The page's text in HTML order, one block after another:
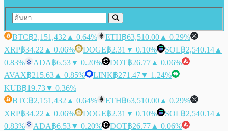
BTC฿2,151,432 ▲ 0.64% ETH฿63,510.00 ▲ 0.29%
XRP฿34.22 ▲ 0.06% DOGE฿2.31 ▼ 0.10% SOL฿2,540.14 ▲
0.83%
ADA฿6.53▼ 0.20% DOT฿26.77 ▲ 0.06%
AVAX฿215.63 ▲ 0.85% LINK฿271.47▼ 1.24%
KUB฿19.73▼ 0.36%
BTC฿2,151,432 ▲ 0.64% ETH฿63,510.00 ▲ 0.29%
XRP฿34.22 ▲ 0.06% DOGE฿2.31 ▼ 0.10% SOL฿2,540.14 ▲
0.83%
ADA฿6.53▼ 0.20% DOT฿26.77 ▲ 0.06%